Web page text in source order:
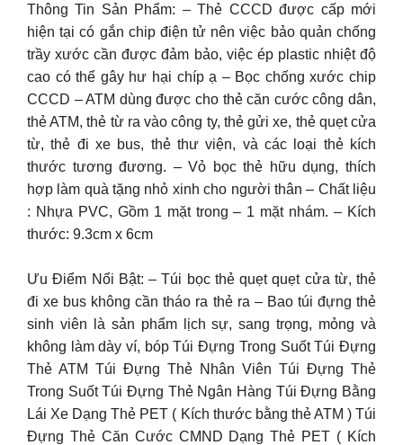
Thông Tin Sản Phẩm: – Thẻ CCCD được cấp mới
hiện tại có gắn chip điện tử nên việc bảo quản chống
trầy xước cần được đảm bảo, việc ép plastic nhiệt độ
cao có thể gây hư hại chíp ạ – Bọc chống xước chip
CCCD – ATM dùng được cho thẻ căn cước công dân,
thẻ ATM, thẻ từ ra vào công ty, thẻ gửi xe, thẻ quẹt cửa
từ, thẻ đi xe bus, thẻ thư viện, và các loại thẻ kích
thước tương đương. – Vỏ bọc thẻ hữu dụng, thích
hợp làm quà tặng nhỏ xinh cho người thân – Chất liệu
: Nhựa PVC, Gồm 1 mặt trong – 1 mặt nhám. – Kích
thước: 9.3cm x 6cm
Ưu Điểm Nổi Bật: – Túi bọc thẻ quẹt quẹt cửa từ, thẻ
đi xe bus không cần tháo ra thẻ ra – Bao túi đựng thẻ
sinh viên là sản phẩm lịch sự, sang trọng, mỏng và
không làm dày ví, bóp Túi Đựng Trong Suốt Túi Đựng
Thẻ ATM Túi Đựng Thẻ Nhân Viên Túi Đựng Thẻ
Trong Suốt Túi Đựng Thẻ Ngân Hàng Túi Đựng Bằng
Lái Xe Dạng Thẻ PET ( Kích thước bằng thẻ ATM ) Túi
Đựng Thẻ Căn Cước CMND Dạng Thẻ PET ( Kích